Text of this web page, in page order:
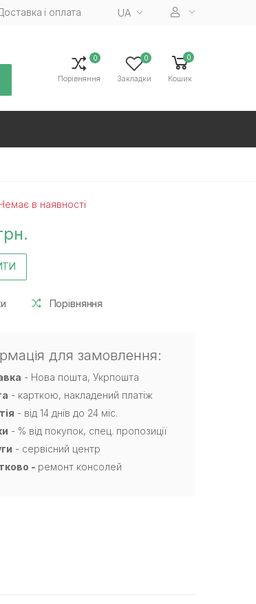
і оплата UA
0
Порівняння
0
Закладки
0
Кошик
в наявності
Порівняння
для замовлення:
- Нова пошта, Укрпошта
- карткою, накладений платіж
- від 14 днів до 24 міс.
- % від покупок, спец. пропозиції
- сервісний центр
- ремонт консолей